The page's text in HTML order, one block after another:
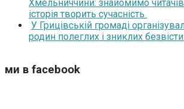
Хмельниччини: знайомимо
історія творить сучасність
У Грицівській громаді
родин полеглих і зниклих
ми в facebook